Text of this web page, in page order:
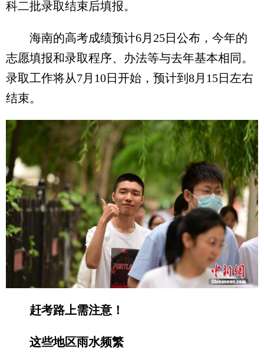
科二批录取结束后填报。
海南的高考成绩预计6月25日公布，今年的
志愿填报和录取程序、办法等与去年基本相同。
录取工作将从7月10日开始，预计到8月15日左右
结束。
赶考路上需注意！
这些地区雨水频繁